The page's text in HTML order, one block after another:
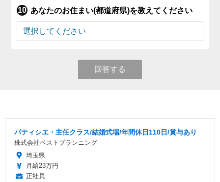
あなたのお住まい(都道府県)を教えてください
回答する
パティシエ・主任クラス/結婚式場/年間休日110日/賞与あり
株式会社ベストプランニング
埼玉県
月給23万円
正社員